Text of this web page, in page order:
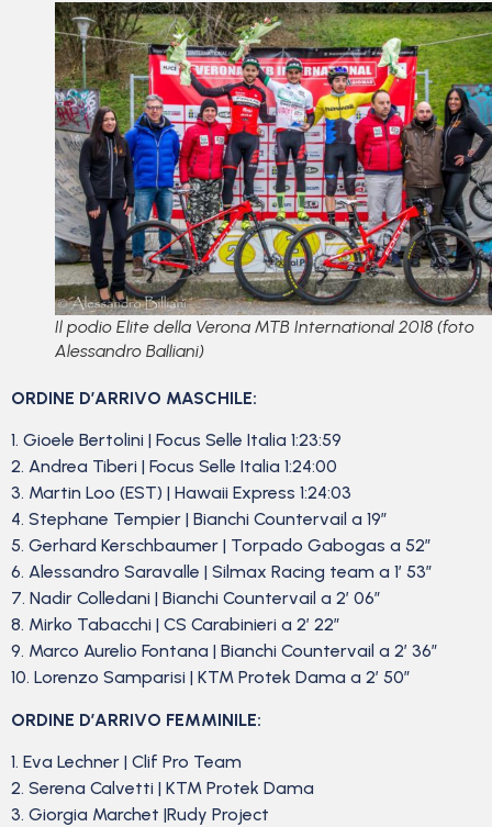
Il podio Elite della Verona MTB International 2018 (foto
Alessandro Balliani)
ORDINE D’ARRIVO MASCHILE:
1. Gioele Bertolini | Focus Selle Italia 1:23:59
2. Andrea Tiberi | Focus Selle Italia 1:24:00
3. Martin Loo (EST) | Hawaii Express 1:24:03
4. Stephane Tempier | Bianchi Countervail a 19”
5. Gerhard Kerschbaumer | Torpado Gabogas a 52”
6. Alessandro Saravalle | Silmax Racing team a 1′ 53”
7. Nadir Colledani | Bianchi Countervail a 2′ 06”
8. Mirko Tabacchi | CS Carabinieri a 2′ 22”
9. Marco Aurelio Fontana | Bianchi Countervail a 2′ 36”
10. Lorenzo Samparisi | KTM Protek Dama a 2′ 50”
ORDINE D’ARRIVO FEMMINILE:
1. Eva Lechner | Clif Pro Team
2. Serena Calvetti | KTM Protek Dama
3. Giorgia Marchet |Rudy Project